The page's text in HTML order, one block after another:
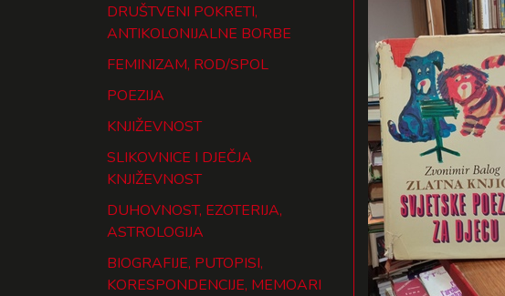
DRUŠTVENI POKRETI,
ANTIKOLONIJALNE BORBE
FEMINIZAM, ROD/SPOL
POEZIJA
KNJIŽEVNOST
SLIKOVNICE I DJEČJA
KNJIŽEVNOST
DUHOVNOST, EZOTERIJA,
ASTROLOGIJA
BIOGRAFIJE, PUTOPISI,
KORESPONDENCIJE, MEMOARI